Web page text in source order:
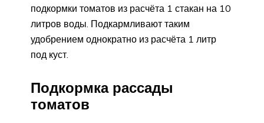
подкормки томатов из расчёта 1 стакан на 10
литров воды. Подкармливают таким
удобрением однократно из расчёта 1 литр
под куст.
Подкормка рассады
томатов